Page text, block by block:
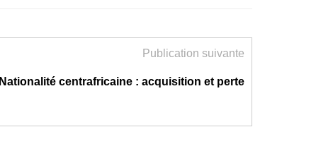
Publication suivante
Nationalité centrafricaine : acquisition et perte